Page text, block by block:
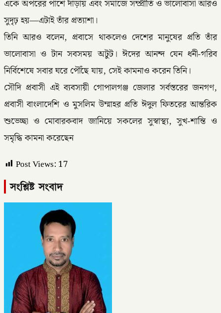
একে অপরের পাশে দাঁড়ায় এবং সমাজে সম্প্রীতি ও ভালোবাসা আরও
সুদৃঢ় হয়—এটাই তাঁর প্রত্যাশা।
তিনি আরও বলেন, প্রবাসে থাকলেও দেশের মানুষের প্রতি তাঁর
ভালোবাসা ও টান সবসময় অটুট। ঈদের আনন্দ যেন ধনী-গরিব
নির্বিশেষে সবার ঘরে পৌঁছে যায়, সেই কামনাও করেন তিনি।
সৌদি প্রবাসী এই ব্যবসায়ী গোপালগঞ্জ জেলার সর্বস্তরের জনগণ,
প্রবাসী বাংলাদেশি ও মুসলিম উম্মাহর প্রতি ঈদুল ফিতরের আন্তরিক
শুভেচ্ছা ও মোবারকবাদ জানিয়ে সকলের সুস্বাস্থ্য, সুখ-শান্তি ও
সমৃদ্ধি কামনা করেছেন
Post Views: 17
সংশ্লিষ্ট সংবাদ